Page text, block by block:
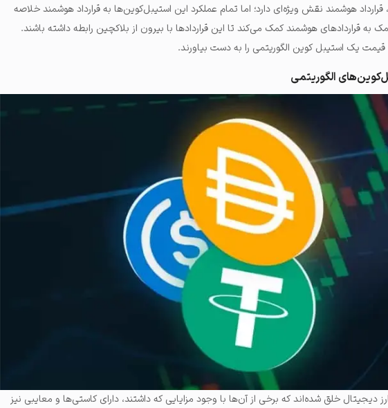
قرارداد هوشمند نقش ویژه‌ای دارد؛ اما تمام عملکرد این استیبل‌کوین‌ها به قرارداد هوشمند خلاصه
به قراردادهای هوشمند کمک می‌کند تا این قراردادها با بیرون از بلاکچین رابطه داشته باشند.
قیمت یک استیبل کوین الگوریتمی را به دست بیاورند.
الگوریتمی
دیجیتال خلق شده‌اند که برخی از آن‌ها با وجود مزایایی که داشتند، دارای کاستی‌ها و معایبی نیز